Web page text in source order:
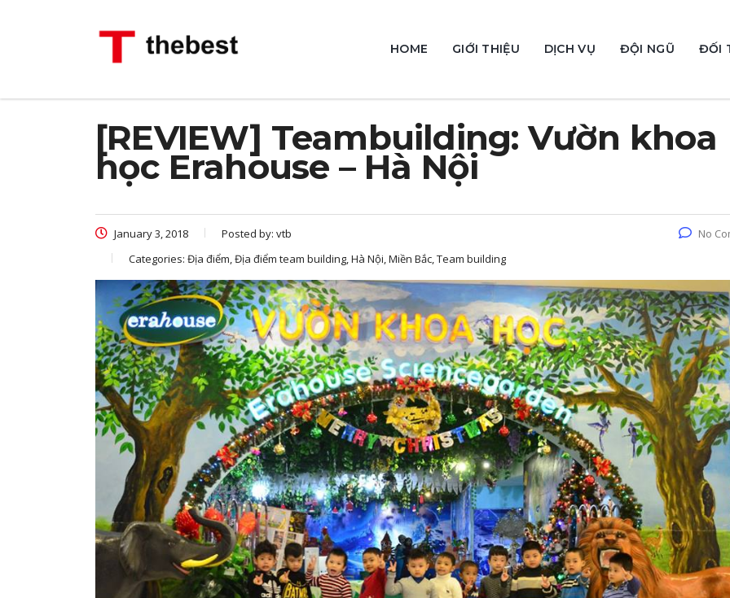
HOME GIỚI THIỆU DỊCH VỤ ĐỘI NGŨ ĐỐI
[REVIEW] Teambuilding: Vườn khoa
học Erahouse – Hà Nội
January 3, 2018 Posted by: vtb
Categories: Địa điểm, Địa điểm team building, Hà Nội, Miền Bắc, Team building
No